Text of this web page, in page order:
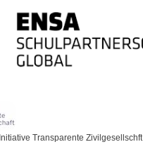
Transparente Zivilgesellschft